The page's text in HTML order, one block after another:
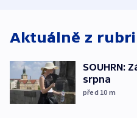
Aktuálně z
SOUHRN:
srpna
před 10 m